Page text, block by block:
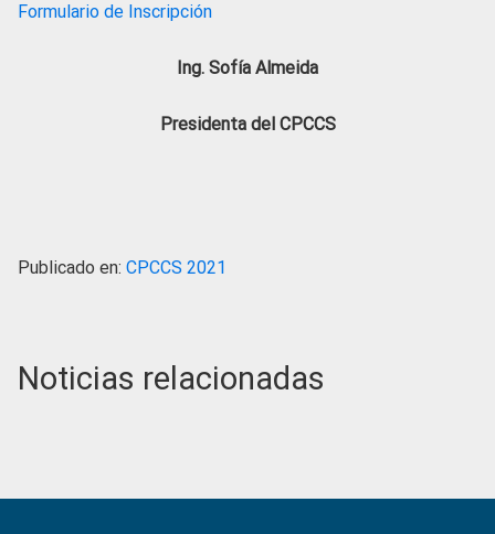
Formulario de Inscripción
Ing. Sofía Almeida
Presidenta del CPCCS
Publicado en: CPCCS 2021
Noticias relacionadas